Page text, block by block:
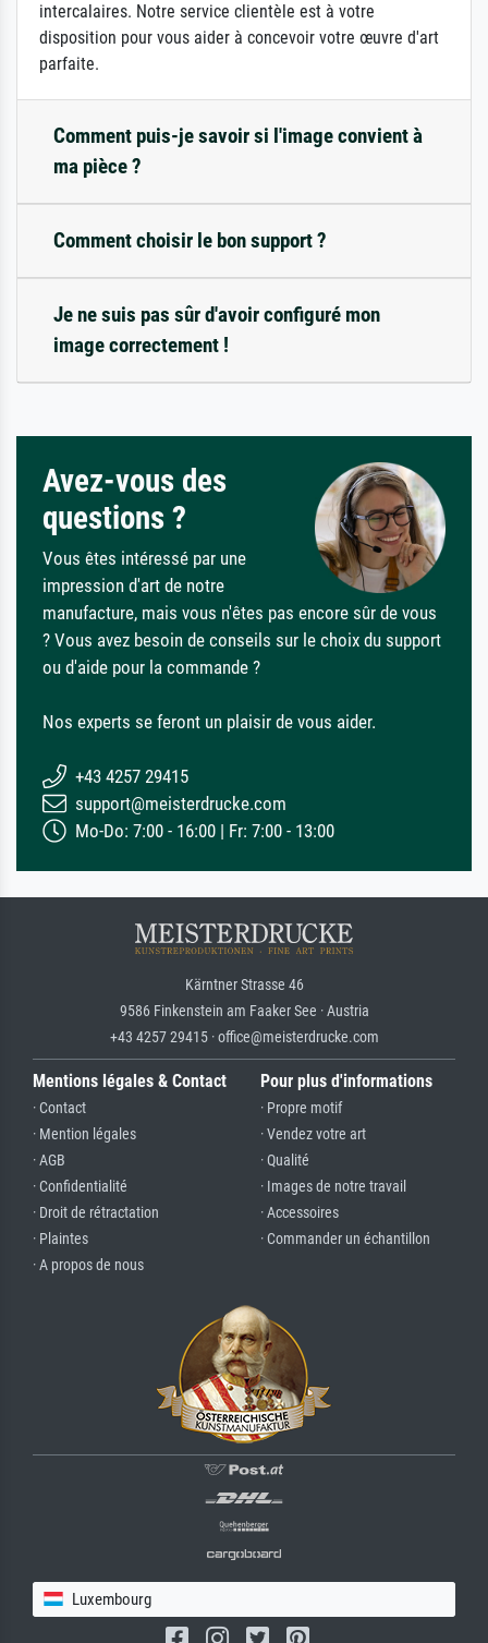
intercalaires. Notre service clientèle est à votre
disposition pour vous aider à concevoir votre œuvre d'art
parfaite.
Comment puis-je savoir si l'image convient à
ma pièce ?
Comment choisir le bon support ?
Je ne suis pas sûr d'avoir configuré mon
image correctement !
Avez-vous des
questions ?
Vous êtes intéressé par une
impression d'art de notre
manufacture, mais vous n'êtes pas encore sûr de vous
? Vous avez besoin de conseils sur le choix du support
ou d'aide pour la commande ?
Nos experts se feront un plaisir de vous aider.
+43 4257 29415
support@meisterdrucke.com
Mo-Do: 7:00 - 16:00 | Fr: 7:00 - 13:00
Kärntner Strasse 46
9586 Finkenstein am Faaker See · Austria
+43 4257 29415 · office@meisterdrucke.com
Mentions légales & Contact
· Contact
· Mention légales
· AGB
· Confidentialité
· Droit de rétractation
· Plaintes
· A propos de nous
Pour plus d'informations
· Propre motif
· Vendez votre art
· Qualité
· Images de notre travail
· Accessoires
· Commander un échantillon
Luxembourg